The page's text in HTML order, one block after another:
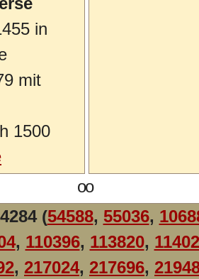
in
mit
1500
oo
(54588, 55036,
, 110396, 113820,
, 217024, 217696,